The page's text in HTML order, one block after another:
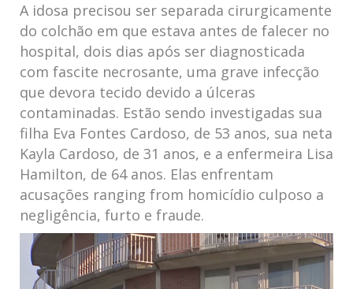
A idosa precisou ser separada cirurgicamente
do colchão em que ⁤estava antes de⁤ falecer no
hospital, dois dias após ser diagnosticada
com fascite necrosante, uma grave infecção
que devora tecido devido a úlceras
contaminadas. Estão sendo ‌investigadas sua​
filha Eva Fontes Cardoso, ​de 53 anos, sua neta
Kayla Cardoso, de 31⁣ anos, e a⁣ enfermeira Lisa
Hamilton, de 64 anos. Elas⁢ enfrentam
acusações ranging from homicídio culposo‍ a
⁢negligência, furto e fraude.